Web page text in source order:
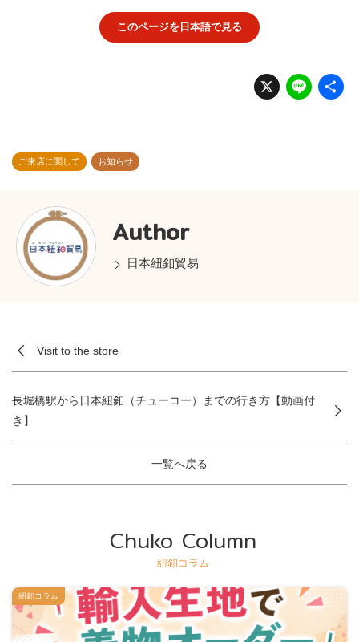
このページを日本語で見る
X Li
n
ご来店に関して お知らせ
Author
日本紐釦貿易
Visit to the store
一覧へ戻る
長堀橋駅から日本紐釦（チューコー）までの行き方【動画付
き】
Chuko Column
紐釦コラム
紐釦コラム